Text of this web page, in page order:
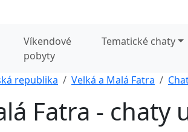
Víkendové
pobyty
Tematické chaty
republika Velká a Malá Fatra
Fatra - chaty